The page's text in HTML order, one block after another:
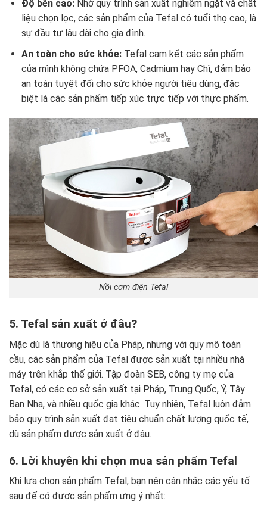
Độ bền cao:Nhờ quy trình sản xuất nghiêm ngặt và chất
liệu chọn lọc, các sản phẩm của Tefal có tuổi thọ cao, là
sự đầu tư lâu dài cho gia đình.
An toàn cho sức khỏe:Tefal cam kết các sản phẩm
của mình không chứa PFOA, Cadmium hay Chì, đảm bảo
an toàn tuyệt đối cho sức khỏe người tiêu dùng, đặc
biệt là các sản phẩm tiếp xúc trực tiếp với thực phẩm.
Nồi cơm điện Tefal
5. Tefal sản xuất ở đâu?
Mặc dù là thương hiệu của Pháp, nhưng với quy mô toàn
cầu, các sản phẩm của Tefal được sản xuất tại nhiều nhà
máy trên khắp thế giới. Tập đoàn SEB, công ty mẹ của
Tefal, có các cơ sở sản xuất tại Pháp, Trung Quốc, Ý, Tây
Ban Nha, và nhiều quốc gia khác. Tuy nhiên, Tefal luôn đảm
bảo quy trình sản xuất đạt tiêu chuẩn chất lượng quốc tế,
dù sản phẩm được sản xuất ở đâu.
6. Lời khuyên khi chọn mua sản phẩm Tefal
Khi lựa chọn sản phẩm Tefal, bạn nên cân nhắc các yếu tố
sau để có được sản phẩm ưng ý nhất: